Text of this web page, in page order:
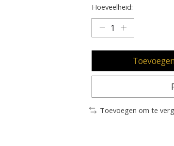
Hoeveelheid:
Toevoegen om te